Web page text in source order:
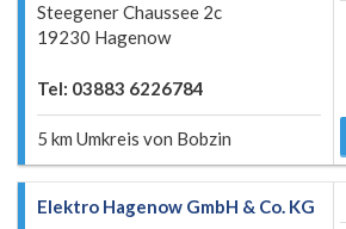
Steegener Chaussee 2c
19230 Hagenow
Tel: 03883 6226784
5 km Umkreis von Bobzin
Elektro Hagenow GmbH & Co. KG